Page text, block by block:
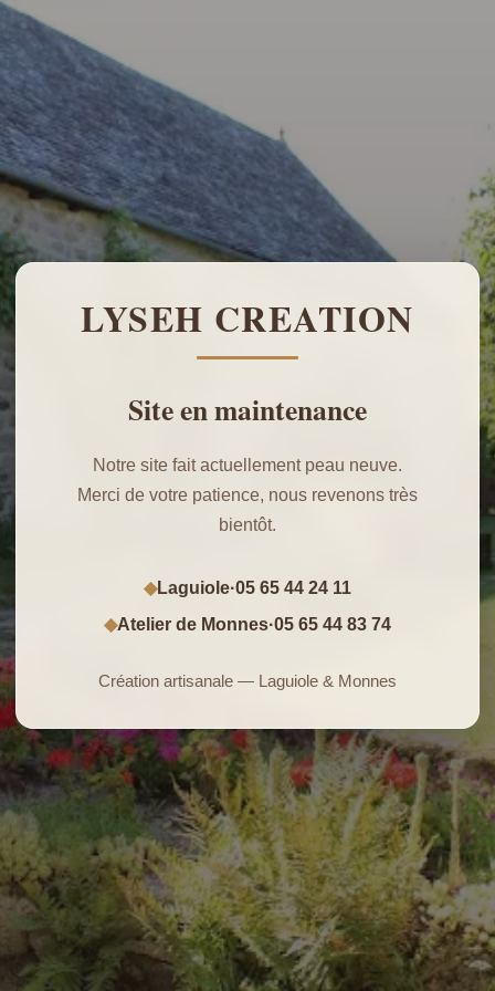
LYSEH CREATION
Site en maintenance
Notre site fait actuellement peau neuve.
Merci de votre patience, nous revenons très
bientôt.
◆Laguiole·05 65 44 24 11
◆Atelier de Monnes·05 65 44 83 74
Création artisanale — Laguiole & Monnes